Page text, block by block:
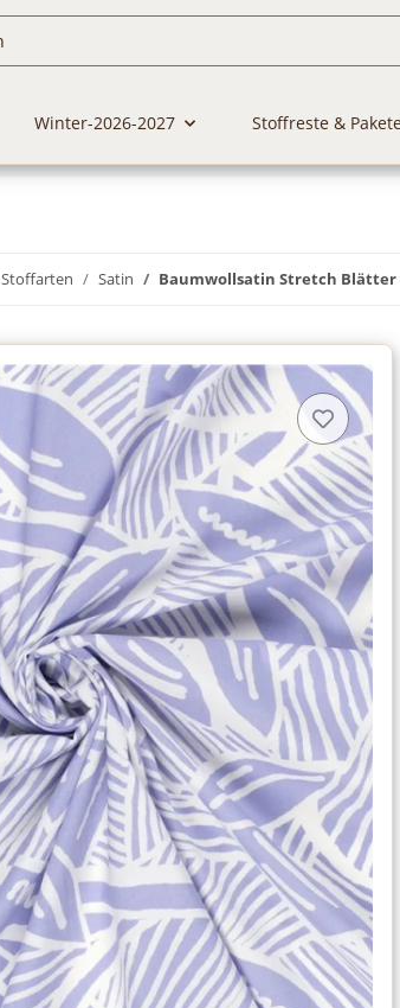
Winter-2026-2027 Stoffreste &
Stoffarten Satin Baumwollsatin Stretch Blätter